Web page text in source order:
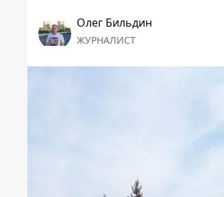
Олег Бильдин
ЖУРНАЛИСТ